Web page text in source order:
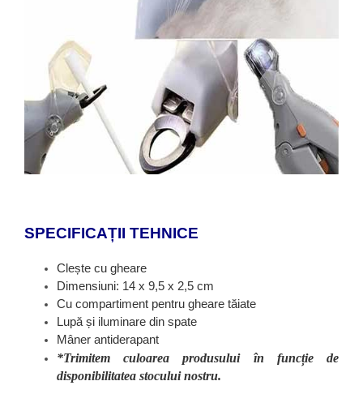
SPECIFICAȚII TEHNICE
Clește cu gheare
Dimensiuni: 14 x 9,5 x 2,5 cm
Cu compartiment pentru gheare tăiate
Lupă și iluminare din spate
Mâner antiderapant
*Trimitem culoarea produsului în funcție de
disponibilitatea stocului nostru.